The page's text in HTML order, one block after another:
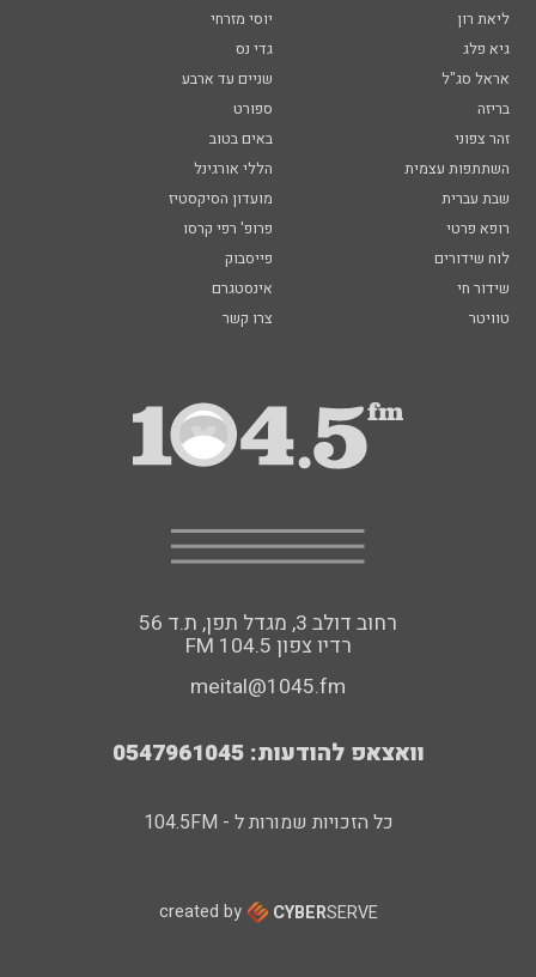
ליאת רון
יוסי מזרחי
גיא פלג
גדי נס
אראל סג"ל
שניים עד ארבע
בריזה
ספורט
זהר צפוני
באים בטוב
השתתפות עצמית
הללי אורגינל
שבת עברית
מועדון הסיקסטיז
רופא פרטי
פרופ' רפי קרסו
לוח שידורים
פייסבוק
שידור חי
אינסטגרם
טוויטר
צרו קשר
רחוב דולב 3, מגדל תפן, ת.ד 56
FM רדיו צפון 104.5
meital@1045.fm
וואצאפ להודעות: 0547961045
כל הזכויות שמורות ל - 104.5FM
created by CYBERSERVE